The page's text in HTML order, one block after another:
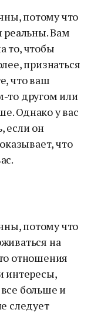
потому что
реальны. Вам
то, чтобы
признаться
что ваш
то другом или
Однако у вас
если он
что
потому что
на
отношения
интересы,
больше и
следует